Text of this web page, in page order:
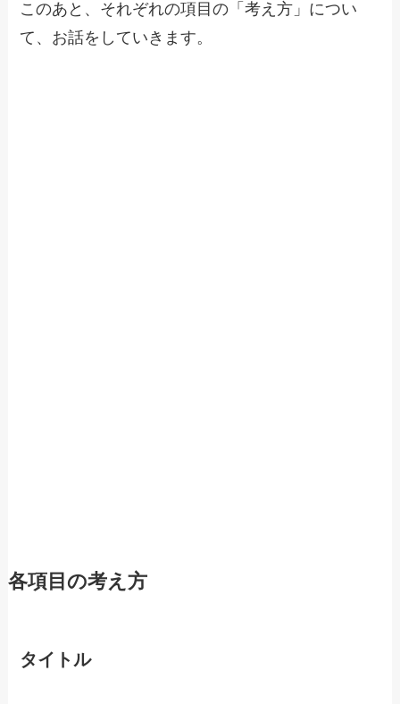
このあと、それぞれの項目の「考え方」につい
て、お話をしていきます。
各項目の考え方
タイトル